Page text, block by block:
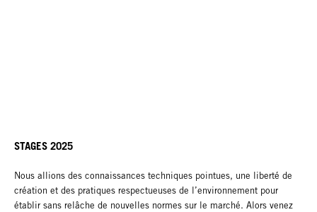
STAGES 2025
Nous allions des connaissances techniques pointues, une liberté de
création et des pratiques respectueuses de l’environnement pour
établir sans relâche de nouvelles normes sur le marché. Alors venez